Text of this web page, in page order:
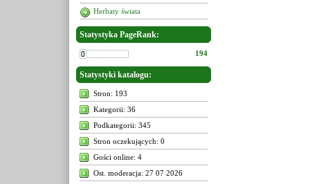
Herbaty świata
Statystyka PageRank:
194
Statystyki katalogu:
Stron: 193
Kategorii: 36
Podkategorii: 345
Stron oczekujących: 0
Gości online: 4
Ost. moderacja: 27 07 2026